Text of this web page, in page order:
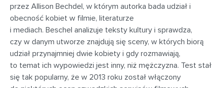
przez Allison Bechdel, w którym autorka bada udział i
obecność kobiet w filmie, literaturze
i mediach. Beschel analizuje teksty kultury i sprawdza,
czy w danym utworze znajdują się sceny, w których biorą
udział przynajmniej dwie kobiety i gdy rozmawiają,
to temat ich wypowiedzi jest inny, niż mężczyzna. Test stał
się tak popularny, że w 2013 roku został włączony